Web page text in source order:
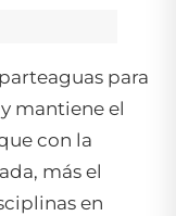
para
mantiene el
con la
más el
en